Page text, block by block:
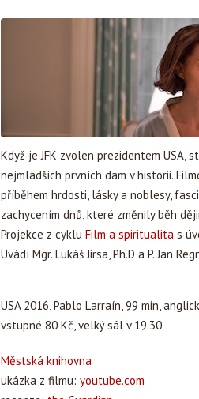
Když je JFK zvolen prezidentem USA,
nejmladších prvních dam v historii.
příběhem hrdosti, lásky a noblesy,
zachycením dnů, které změnily běh
Projekce z cyklu Film a spiritualita s
Uvádí Mgr. Lukáš Jirsa, Ph.D a P. Jan
USA 2016, Pablo Larraín, 99 min,
vstupné 80 Kč, velký sál v 19.30
Městská knihovna
ukázka z filmu: youtube.com